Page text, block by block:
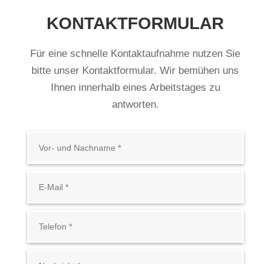
KONTAKTFORMULAR
Für eine schnelle Kontaktaufnahme nutzen Sie
bitte unser Kontaktformular. Wir bemühen uns
Ihnen innerhalb eines Arbeitstages zu
antworten.